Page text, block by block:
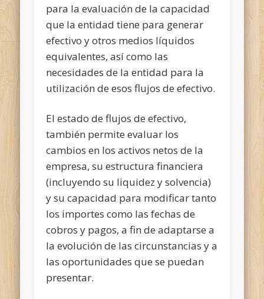
para la evaluación de la capacidad
que la entidad tiene para generar
efectivo y otros medios líquidos
equivalentes, así como las
necesidades de la entidad para la
utilización de esos flujos de efectivo.
El estado de flujos de efectivo,
también permite evaluar los
cambios en los activos netos de la
empresa, su estructura financiera
(incluyendo su liquidez y solvencia)
y su capacidad para modificar tanto
los importes como las fechas de
cobros y pagos, a fin de adaptarse a
la evolución de las circunstancias y a
las oportunidades que se puedan
presentar.